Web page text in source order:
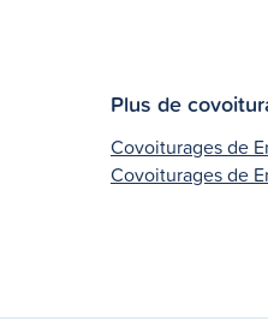
Plus de
Covoiturages de
Covoiturages de